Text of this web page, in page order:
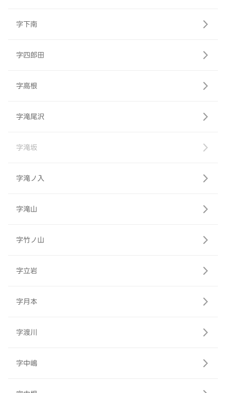
字下南
字四郎田
字高根
字滝尾沢
字滝坂
字滝ノ入
字滝山
字竹ノ山
字立岩
字月本
字渡川
字中嶋